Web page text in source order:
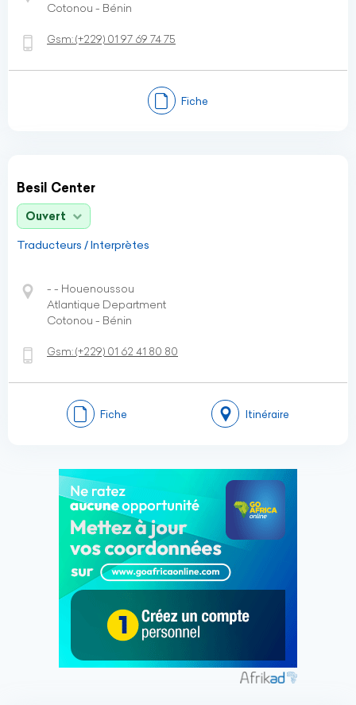
Cotonou - Bénin
Gsm:(+229) 01 97 69 74 75
Fiche
Besil Center
Ouvert
Traducteurs / Interprètes
- - Houenoussou
Atlantique Department
Cotonou - Bénin
Gsm:(+229) 01 62 41 80 80
Fiche Itinéraire